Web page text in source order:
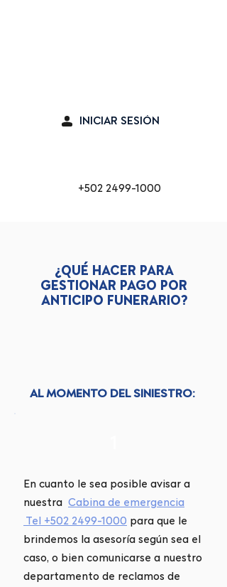
INICIAR SESIÓN
+502 2499-1000
¿QUÉ HACER PARA
GESTIONAR PAGO POR
ANTICIPO FUNERARIO?
AL MOMENTO DEL SINIESTRO:
En cuanto le sea posible avisar a
nuestra Cabina de emergencia
Tel +502 2499-1000 para que le
brindemos la asesoría según sea el
caso, o bien comunicarse a nuestro
departamento de reclamos de